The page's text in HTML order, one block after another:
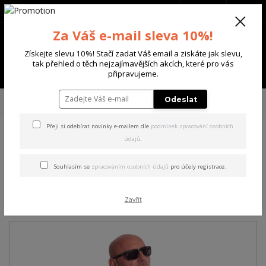
Menu
+420 702 136 620
TRIKA & TÍLKA
Yakuza pánské tričko Plain Regular
Basic T-Shirt brown M
Regular Basic T-Shirt brown
Za Váš e-mail sleva 10%!
Získejte slevu 10%! Stačí zadat Váš email a ziskáte jak slevu,
tak přehled o těch nejzajímavějších akcích, které pro vás
připravujeme.
Odeslat
Přeji si odebírat novinky e-mailem dle podmínek zpracování osobních
údajů.
Souhlasím se zpracováním osobních údajů pro účely registrace.
Zavřít